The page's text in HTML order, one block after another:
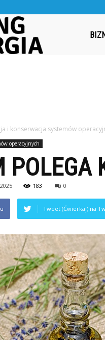
Fasingenergia.pl
i konserwacja systemów
operacyjnych
POLEGA
183 0
Tweet (Ćwierkaj) na